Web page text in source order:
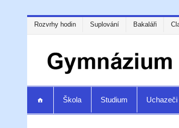
Rozvrhy hodin Suplování Bakaláři
Škola Studium Uchazeči